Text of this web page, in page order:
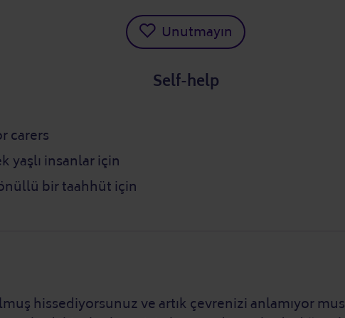
Unutmayın
Self-help
carers
yaşlı insanlar için
bir taahhüt için
hissediyorsunuz ve artık çevrenizi anlamıyor